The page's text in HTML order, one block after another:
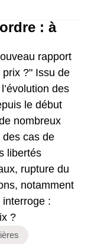
: à
rapport
?" Issu de
des
le début
nombreux
cas de
libertés
rupture du
notamment
:
?